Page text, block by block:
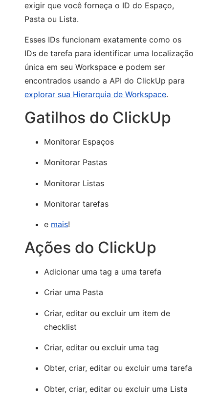
exigir que você forneça o ID do Espaço,
Pasta ou Lista.
Esses IDs funcionam exatamente como os
IDs de tarefa para identificar uma localização
única em seu Workspace e podem ser
encontrados usando a API do ClickUp para
explorar sua Hierarquia de Workspace.
Gatilhos do ClickUp
Monitorar Espaços
Monitorar Pastas
Monitorar Listas
Monitorar tarefas
e mais!
Ações do ClickUp
Adicionar uma tag a uma tarefa
Criar uma Pasta
Criar, editar ou excluir um item de
checklist
Criar, editar ou excluir uma tag
Obter, criar, editar ou excluir uma tarefa
Obter, criar, editar ou excluir uma Lista